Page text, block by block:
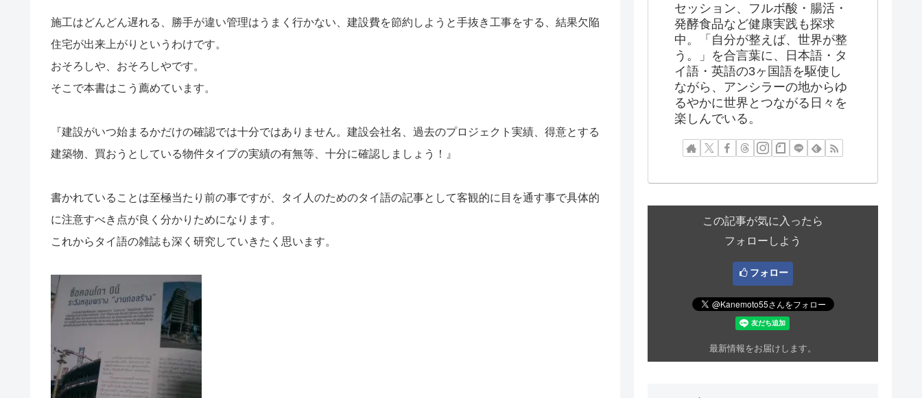
施工はどんどん遅れる、勝手が違い管理はうまく行かない、建設費を節約しようと手抜き工事をする、結果欠陥
住宅が出来上がりというわけです。
おそろしや、おそろしやです。
そこで本書はこう薦めています。
『建設がいつ始まるかだけの確認では十分ではありません。建設会社名、過去のプロジェクト実績、得意とする
建築物、買おうとしている物件タイプの実績の有無等、十分に確認しましょう！』
書かれていることは至極当たり前の事ですが、タイ人のためのタイ語の記事として客観的に目を通す事で具体的
に注意すべき点が良く分かりためになります。
これからタイ語の雑誌も深く研究していきたく思います。
セッション、フルボ酸・腸活・
発酵食品など健康実践も探求
中。「自分が整えば、世界が整
う。」を合言葉に、日本語・タ
イ語・英語の3ヶ国語を駆使し
ながら、アンシラーの地からゆ
るやかに世界とつながる日々を
楽しんでいる。
この記事が気に入ったら
フォローしよう
フォロー
最新情報をお届けします。